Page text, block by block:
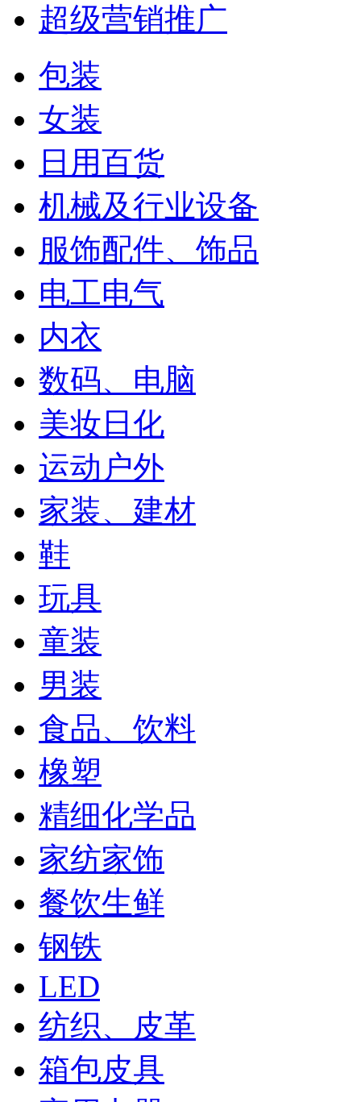
超级营销推广
包装
女装
日用百货
机械及行业设备
服饰配件、饰品
电工电气
内衣
数码、电脑
美妆日化
运动户外
家装、建材
鞋
玩具
童装
男装
食品、饮料
橡塑
精细化学品
家纺家饰
餐饮生鲜
钢铁
LED
纺织、皮革
箱包皮具